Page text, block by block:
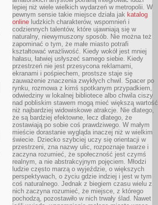
lepiej niż wiele wielkich wydarzeń w metropolii. W
pewnym sensie takie miejsce działa jak katalog
online ludzkich charakterów, wspomnień i
codziennych talentów, które ujawniają się w
naturalny, niewymuszony sposób. Nie można też
zapominać o tym, że małe miasto potrafi
kształtować wrażliwość. Kiedy wokół jest mniej
hałasu, łatwiej usłyszeć samego siebie. Kiedy
przestrzeń nie jest przesycona reklamami,
ekranami i pośpiechem, prostsze staje się
zauważenie znaczenia zwykłych chwil. Spacer po
rynku, rozmowa z kimś spotkanym przypadkiem,
odwiedziny w lokalnej bibliotece albo chwila ciszy
nad pobliskim stawem mogą mieć większą wartość
niż najbardziej widowiskowe atrakcje. Nie dlatego,
że są bardziej efektowne, lecz dlatego, że
zostawiają po sobie coś prawdziwego. W małym
mieście dorastanie wygląda inaczej niż w wielkim
świecie. Dziecko szybciej uczy się orientacji w
przestrzeni, zna nazwy ulic, rozpoznaje twarze i
zaczyna rozumieć, że społeczność jest czymś
realnym, a nie abstrakcyjnym pojęciem. Młodzi
ludzie często marzą o wyjeździe, o większych
perspektywach, o życiu gdzie indziej i jest w tym
coś naturalnego. Jednak z biegiem czasu wielu z
nich zaczyna rozumieć, że miejsce, z którego
pochodzą, pozostawiło w nich trwały ślad. Nawet